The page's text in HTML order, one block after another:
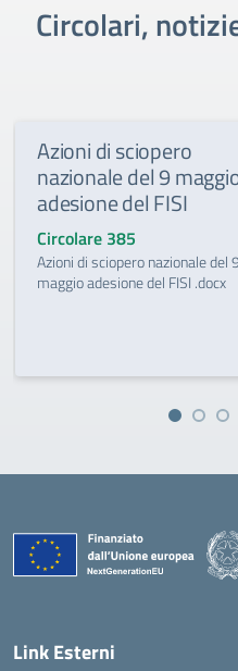
Circolari,
Azioni di sciopero
nazionale del 9
adesione del FISI
Circolare 385
Azioni di sciopero nazionale del 9
maggio adesione del FISI .docx
Link Esterni